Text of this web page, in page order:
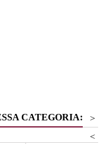
CATEGORIA:
>
<